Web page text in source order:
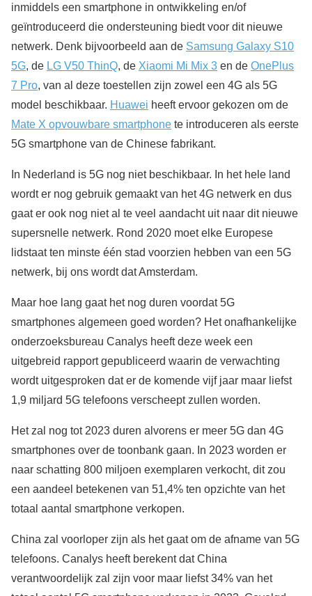
inmiddels een smartphone in ontwikkeling en/of
geïntroduceerd die ondersteuning biedt voor dit nieuwe
netwerk. Denk bijvoorbeeld aan de Samsung Galaxy S10
5G, de LG V50 ThinQ, de Xiaomi Mi Mix 3 en de OnePlus
7 Pro, van al deze toestellen zijn zowel een 4G als 5G
model beschikbaar. Huawei heeft ervoor gekozen om de
Mate X opvouwbare smartphone te introduceren als eerste
5G smartphone van de Chinese fabrikant.
In Nederland is 5G nog niet beschikbaar. In het hele land
wordt er nog gebruik gemaakt van het 4G netwerk en dus
gaat er ook nog niet al te veel aandacht uit naar dit nieuwe
supersnelle netwerk. Rond 2020 moet elke Europese
lidstaat ten minste één stad voorzien hebben van een 5G
netwerk, bij ons wordt dat Amsterdam.
Maar hoe lang gaat het nog duren voordat 5G
smartphones algemeen goed worden? Het onafhankelijke
onderzoeksbureau Canalys heeft deze week een
uitgebreid rapport gepubliceerd waarin de verwachting
wordt uitgesproken dat er de komende vijf jaar maar liefst
1,9 miljard 5G telefoons verscheept zullen worden.
Het zal nog tot 2023 duren alvorens er meer 5G dan 4G
smartphones over de toonbank gaan. In 2023 worden er
naar schatting 800 miljoen exemplaren verkocht, dit zou
een aandeel betekenen van 51,4% ten opzichte van het
totaal aantal smartphone verkopen.
China zal voorloper zijn als het gaat om de afname van 5G
telefoons. Canalys heeft berekent dat China
verantwoordelijk zal zijn voor maar liefst 34% van het